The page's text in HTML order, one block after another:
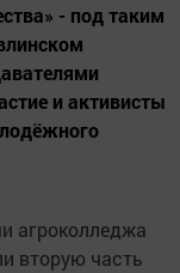
- под таким
и активисты
агроколледжа
вторую часть